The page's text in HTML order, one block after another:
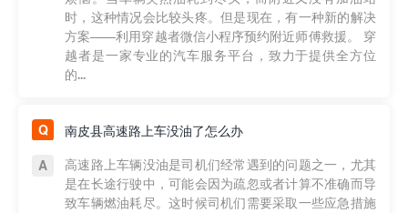
时，这种情况会比较头疼。但是现在，有一种新的解决
方案——利用穿越者微信小程序预约附近师傅救援。 穿
越者是一家专业的汽车服务平台，致力于提供全方位
的...
南皮县高速路上车没油了怎么办
高速路上车辆没油是司机们经常遇到的问题之一，尤其
是在长途行驶中，可能会因为疏忽或者计算不准确而导
致车辆燃油耗尽。这时候司机们需要采取一些应急措施